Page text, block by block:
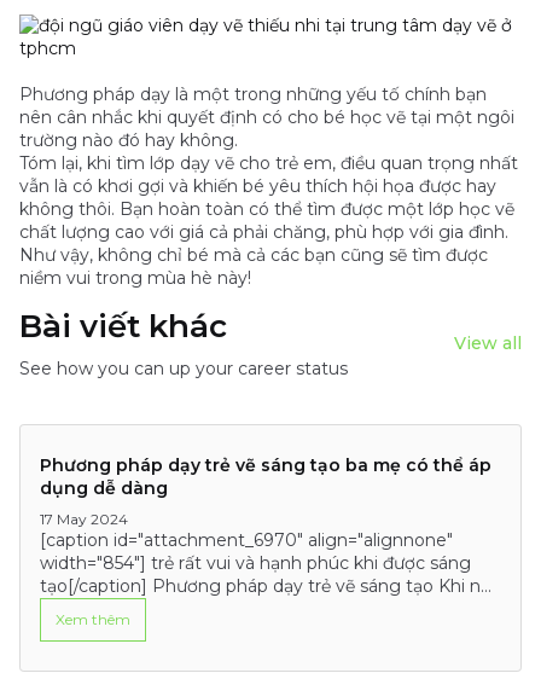
Phương pháp dạy là một trong những yếu tố chính bạn
nên cân nhắc khi quyết định có cho bé học vẽ tại một ngôi
trường nào đó hay không.
Tóm lại, khi tìm lớp dạy vẽ cho trẻ em, điều quan trọng nhất
vẫn là có khơi gợi và khiến bé yêu thích hội họa được hay
không thôi. Bạn hoàn toàn có thể tìm được một lớp học vẽ
chất lượng cao với giá cả phải chăng, phù hợp với gia đình.
Như vậy, không chỉ bé mà cả các bạn cũng sẽ tìm được
niềm vui trong mùa hè này!
Bài viết khác
See how you can up your career status
View all
Phương pháp dạy trẻ vẽ sáng tạo ba mẹ có thể áp
dụng dễ dàng
17 May 2024
[caption id="attachment_6970" align="alignnone"
width="854"] trẻ rất vui và hạnh phúc khi được sáng
tạo[/caption] Phương pháp dạy trẻ vẽ sáng tạo Khi nói
Xem thêm